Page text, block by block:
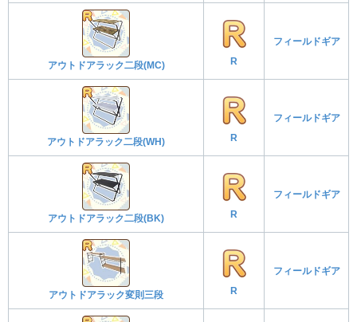
アウトドアラック二段(MC) R
フィールドギア
アウトドアラック二段(WH) R
フィールドギア
アウトドアラック二段(BK) R
フィールドギア
アウトドアラック変則三段 R
フィールドギア